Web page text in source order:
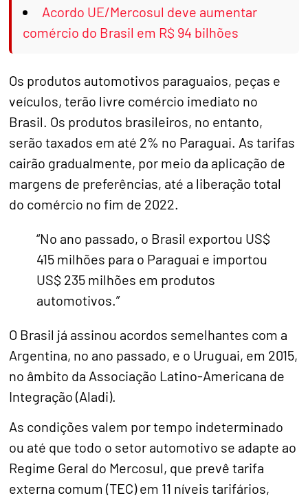
Acordo UE/Mercosul deve aumentar
comércio do Brasil em R$ 94 bilhões
Os produtos automotivos paraguaios, peças e
veículos, terão livre comércio imediato no
Brasil. Os produtos brasileiros, no entanto,
serão taxados em até 2% no Paraguai. As tarifas
cairão gradualmente, por meio da aplicação de
margens de preferências, até a liberação total
do comércio no fim de 2022.
“No ano passado, o Brasil exportou US$
415 milhões para o Paraguai e importou
US$ 235 milhões em produtos
automotivos.”
O Brasil já assinou acordos semelhantes com a
Argentina, no ano passado, e o Uruguai, em 2015,
no âmbito da Associação Latino-Americana de
Integração (Aladi).
As condições valem por tempo indeterminado
ou até que todo o setor automotivo se adapte ao
Regime Geral do Mercosul, que prevê tarifa
externa comum (TEC) em 11 níveis tarifários,